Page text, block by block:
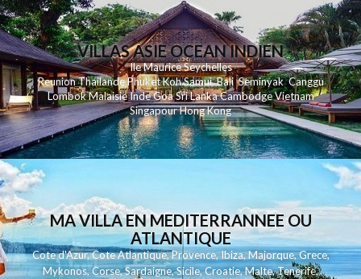
VILLAS ASIE OCEAN INDIEN
Ile MauriceSeychelles
ReunionThailandePhuketKohSamui Bali SeminyakCanggu
LombokMalaisieIndeGoaSri LankaCambodgeVietnam
SingapourHong Kong
MA VILLA EN MEDITERRANNEE OU
ATLANTIQUE
Cote d'Azur,Cote Atlantique,Provence,Ibiza,Majorque,Grece,
Mykonos,Corse,Sardaigne,Sicile,Croatie,Malte,Tenerife,